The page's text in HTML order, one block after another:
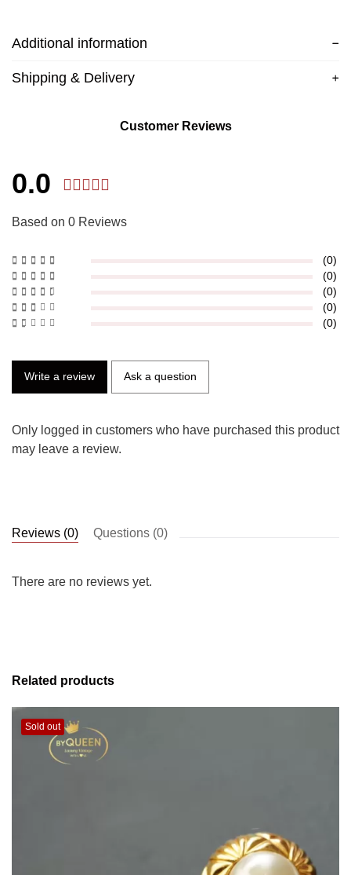
Additional information
Shipping & Delivery
Customer Reviews
0.0
Based on 0 Reviews
(0)
(0)
(0)
(0)
(0)
Write a review Ask a question
Only logged in customers who have purchased this product
may leave a review.
Reviews (0) Questions (0)
There are no reviews yet.
Related products
Sold out